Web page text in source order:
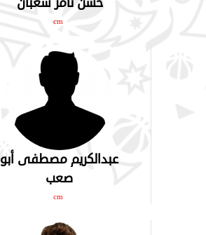
cm
عبدالكريم مصطفى أبو
صعب
cm